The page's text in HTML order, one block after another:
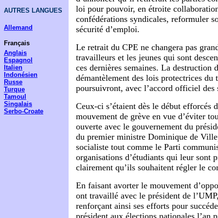
AUTRES LANGUES
Allemand
Français
Anglais
Espagnol
Italien
Indonésien
Russe
Turque
Tamoul
Singalais
Serbo-Croate
loi pour pouvoir, en étroite
confédérations syndicales, reformuler
sécurité d’emploi.
Le retrait du CPE ne changera pas
travailleurs et les jeunes qui sont
ces dernières semaines. La destruction
démantèlement des lois protectrices du
poursuivront, avec l’accord officiel des
Ceux-ci s’étaient dès le début efforcés
mouvement de grève en vue d’éviter
ouverte avec le gouvernement du
du premier ministre Dominique de
socialiste tout comme le Parti
organisations d’étudiants qui leur sont
clairement qu’ils souhaitent régler le
En faisant avorter le mouvement
ont travaillé avec le président de
renforçant ainsi ses efforts pour
président aux élections nationales l’an